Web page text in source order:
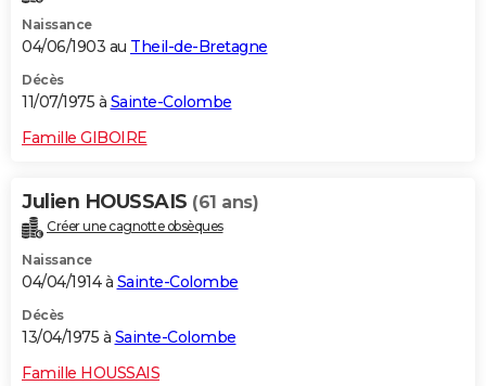
Naissance
04/06/1903 au Theil-de-Bretagne
Décès
11/07/1975 à Sainte-Colombe
Famille GIBOIRE
Julien HOUSSAIS (61 ans)
Créer une cagnotte obsèques
Naissance
04/04/1914 à Sainte-Colombe
Décès
13/04/1975 à Sainte-Colombe
Famille HOUSSAIS